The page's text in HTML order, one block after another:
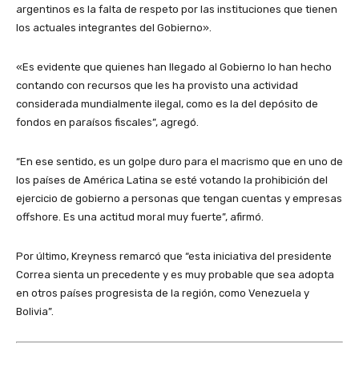
argentinos es la falta de respeto por las instituciones que tienen
los actuales integrantes del Gobierno».
«Es evidente que quienes han llegado al Gobierno lo han hecho
contando con recursos que les ha provisto una actividad
considerada mundialmente ilegal, como es la del depósito de
fondos en paraísos fiscales”, agregó.
“En ese sentido, es un golpe duro para el macrismo que en uno de
los países de América Latina se esté votando la prohibición del
ejercicio de gobierno a personas que tengan cuentas y empresas
offshore. Es una actitud moral muy fuerte”, afirmó.
Por último, Kreyness remarcó que “esta iniciativa del presidente
Correa sienta un precedente y es muy probable que sea adopta
en otros países progresista de la región, como Venezuela y
Bolivia”.